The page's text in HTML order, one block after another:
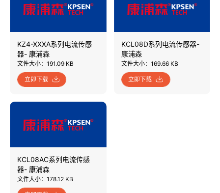
KZ4-XXXA系列电流传感
器- 康浦森
文件大小：191.09 KB
立即下载
KCL08D系列电流传感器-
康浦森
文件大小：169.66 KB
立即下载
KCL08AC系列电流传感
器- 康浦森
文件大小：178.12 KB